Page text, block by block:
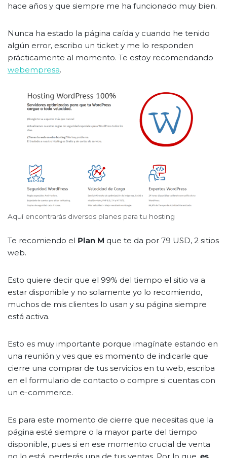
hace años y que siempre me ha funcionado muy bien.
Nunca ha estado la página caída y cuando he tenido
algún error, escribo un ticket y me lo responden
prácticamente al momento. Te estoy recomendando
webempresa.
Aquí encontrarás diversos planes para tu hosting
Te recomiendo el Plan M que te da por 79 USD, 2 sitios
web.
Esto quiere decir que el 99% del tiempo el sitio va a
estar disponible y no solamente yo lo recomiendo,
muchos de mis clientes lo usan y su página siempre
está activa.
Esto es muy importante porque imagínate estando en
una reunión y ves que es momento de indicarle que
cierre una comprar de tus servicios en tu web, escriba
en el formulario de contacto o compre si cuentas con
un e-commerce.
Es para este momento de cierre que necesitas que la
página esté siempre o la mayor parte del tiempo
disponible, pues si en ese momento crucial de venta